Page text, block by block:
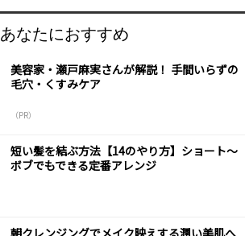
あなたにおすすめ
美容家・瀬戸麻実さんが解説！ 手間いらずの
毛穴・くすみケア
（PR）
短い髪を結ぶ方法【14のやり方】ショート～
ボブでもできる定番アレンジ
朝クレンジングでメイク映えする潤い美肌へ